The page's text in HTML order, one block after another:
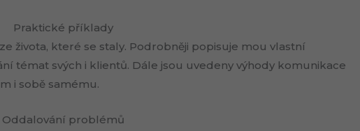
Praktické příklady
života, které se staly. Podrobněji popisuje mou vlastní
témat svých i klientů. Dále jsou uvedeny výhody komunikace
i sobě samému.
Oddalování problémů